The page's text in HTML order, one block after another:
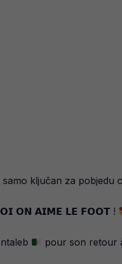
samo ključan za pobjedu
𝗢𝗡 𝗔𝗜𝗠𝗘 𝗟𝗘 𝗙𝗢𝗢𝗧 !
pour son retour